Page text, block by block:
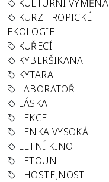
KULTURNÍ VÝMĚNA
KURZ TROPICKÉ
EKOLOGIE
KUŘECÍ
KYBERŠIKANA
KYTARA
LABORATOŘ
LÁSKA
LEKCE
LENKA VYSOKÁ
LETNÍ KINO
LETOUN
LHOSTEJNOST